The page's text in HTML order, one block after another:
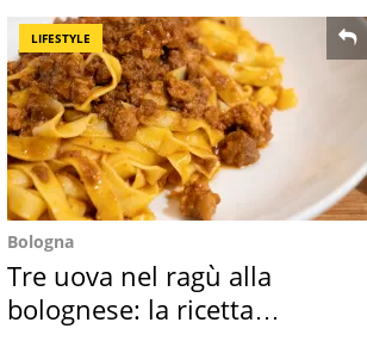
LIFESTYLE
Bologna
Tre uova nel ragù alla
bolognese: la ricetta